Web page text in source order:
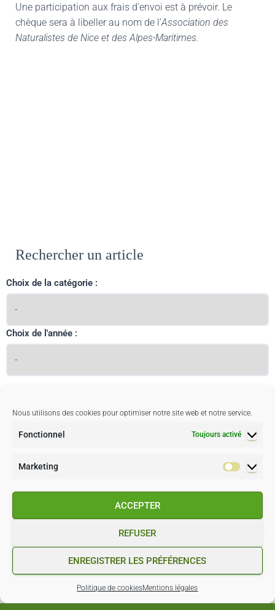
Nous utilisons des cookies pour optimiser notre site web et notre service.
Fonctionnel Toujours activé
Marketing
ACCEPTER
REFUSER
ENREGISTRER LES PRÉFÉRENCES
Politique de cookiesMentions légales
Une participation aux frais d’envoi est à prévoir. Le
chèque sera à libeller au nom de l’Association des
Naturalistes de Nice et des Alpes-Maritimes.
Rechercher un article
Choix de la catégorie :
Choix de l'année :